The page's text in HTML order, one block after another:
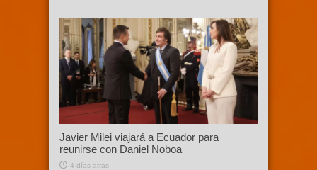
Javier Milei viajará a Ecuador para
reunirse con Daniel Noboa
4 días atras